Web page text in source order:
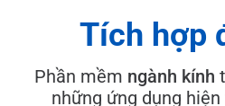
Tích hợp
Phần mềm ngành kính
những ứng dụng